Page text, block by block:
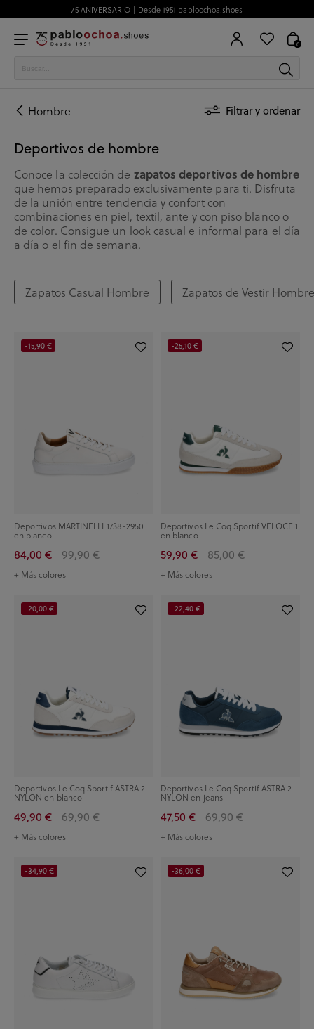
75 ANIVERSARIO | Desde 1951 pabloochoa.shoes
0
Hombre Filtrar y ordenar
Deportivos de hombre
Conoce la colección de zapatos deportivos de hombre
que hemos preparado exclusivamente para ti. Disfruta
de la unión entre tendencia y confort con
combinaciones en piel, textil, ante y con piso blanco o
de color. Consigue un look casual e informal para el día
a día o el fin de semana.
Zapatos Casual Hombre Zapatos de Vestir Hombre
Deportivos MARTINELLI 1738-2950
en blanco
84,00 € 99,90 €
+ Más colores
-15,90 €
Deportivos Le Coq Sportif VELOCE 1
en blanco
59,90 € 85,00 €
+ Más colores
-25,10 €
Deportivos Le Coq Sportif ASTRA 2
NYLON en blanco
49,90 € 69,90 €
+ Más colores
-20,00 €
Deportivos Le Coq Sportif ASTRA 2
NYLON en jeans
47,50 € 69,90 €
+ Más colores
-22,40 €
-34,90 € -36,00 €